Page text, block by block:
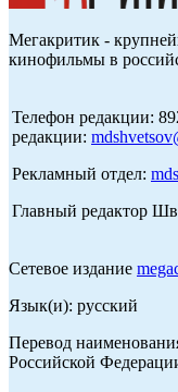
Мегакритик -
кинофильмы в
Телефон редакции:
редакции:
Рекламный отдел:
Главный редактор
Сетевое издание
Язык(и): русский
Перевод
Российской